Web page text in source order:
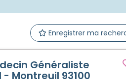
Enregistrer ma
Généraliste
- Montreuil 93100